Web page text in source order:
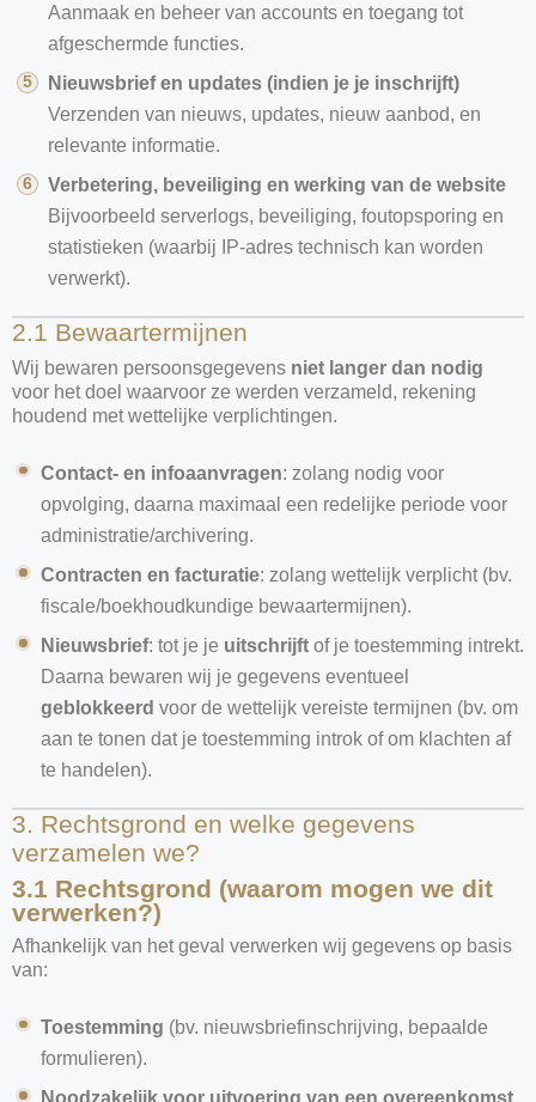
Aanmaak en beheer van accounts en toegang tot
afgeschermde functies.
Nieuwsbrief en updates (indien je je inschrijft)
Verzenden van nieuws, updates, nieuw aanbod, en
relevante informatie.
Verbetering, beveiliging en werking van de website
Bijvoorbeeld serverlogs, beveiliging, foutopsporing en
statistieken (waarbij IP-adres technisch kan worden
verwerkt).
2.1 Bewaartermijnen
Wij bewaren persoonsgegevens niet langer dan nodig
voor het doel waarvoor ze werden verzameld, rekening
houdend met wettelijke verplichtingen.
Contact- en infoaanvragen: zolang nodig voor
opvolging, daarna maximaal een redelijke periode voor
administratie/archivering.
Contracten en facturatie: zolang wettelijk verplicht (bv.
fiscale/boekhoudkundige bewaartermijnen).
Nieuwsbrief: tot je je uitschrijft of je toestemming intrekt.
Daarna bewaren wij je gegevens eventueel
geblokkeerd voor de wettelijk vereiste termijnen (bv. om
aan te tonen dat je toestemming introk of om klachten af
te handelen).
3. Rechtsgrond en welke gegevens
verzamelen we?
3.1 Rechtsgrond (waarom mogen we dit
verwerken?)
Afhankelijk van het geval verwerken wij gegevens op basis
van:
Toestemming (bv. nieuwsbriefinschrijving, bepaalde
formulieren).
Noodzakelijk voor uitvoering van een overeenkomst